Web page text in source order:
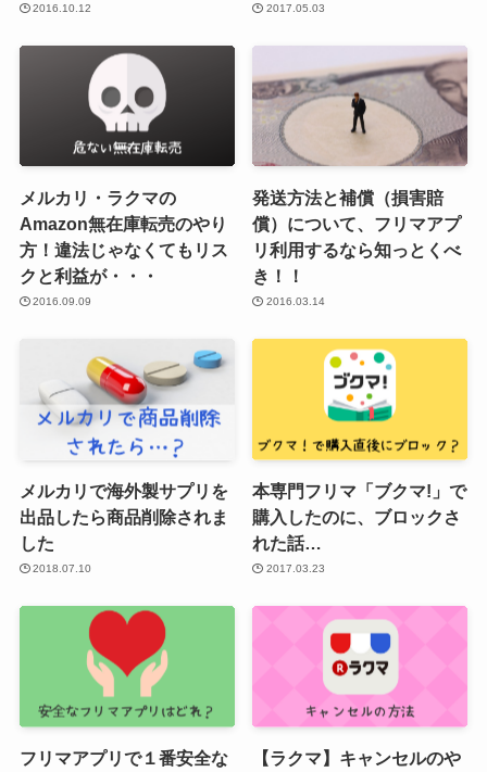
2016.10.12 2017.05.03
メルカリ・ラクマの
Amazon無在庫転売のやり
方！違法じゃなくてもリス
クと利益が・・・
2016.09.09
発送方法と補償（損害賠
償）について、フリマアプ
リ利用するなら知っとくべ
き！！
2016.03.14
メルカリで海外製サプリを
出品したら商品削除されま
した
2018.07.10
本専門フリマ「ブクマ!」で
購入したのに、ブロックさ
れた話…
2017.03.23
フリマアプリで１番安全な
【ラクマ】キャンセルのや